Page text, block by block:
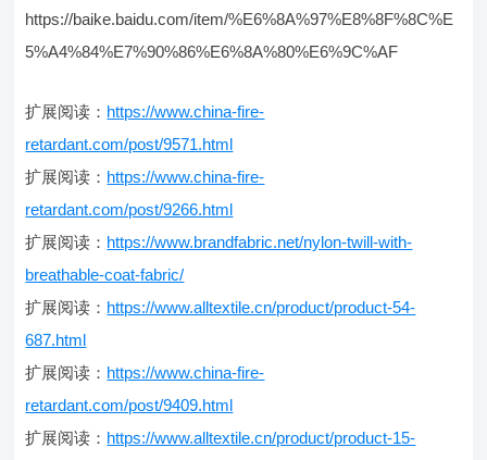
https://baike.baidu.com/item/%E6%8A%97%E8%8F%8C%E
5%A4%84%E7%90%86%E6%8A%80%E6%9C%AF
扩展阅读： https://www.china-fire-
retardant.com/post/9571.html
扩展阅读： https://www.china-fire-
retardant.com/post/9266.html
扩展阅读： https://www.brandfabric.net/nylon-twill-with-
breathable-coat-fabric/
扩展阅读： https://www.alltextile.cn/product/product-54-
687.html
扩展阅读： https://www.china-fire-
retardant.com/post/9409.html
扩展阅读： https://www.alltextile.cn/product/product-15-